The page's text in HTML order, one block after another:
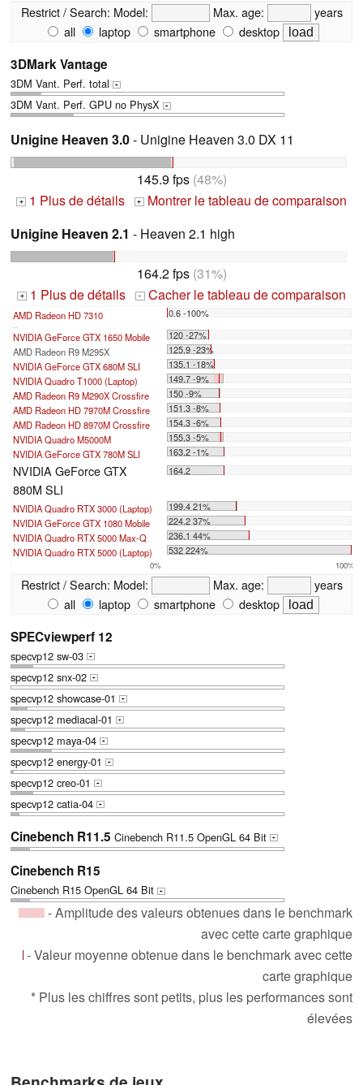
Restrict / Search: Model: Max. age:
years
all
laptop smartphone desktop
3DMark Vantage
3DM Vant. Perf. total +
3DM Vant. Perf. GPU no PhysX +
Unigine Heaven 3.0- Unigine Heaven 3.0 DX 11
145.9 fps(48%)
+ 1 Plus de détails + Montrer le tableau de comparaison
Unigine Heaven 2.1 - Heaven 2.1 high
164.2 fps(31%)
+ 1 Plus de détails - Cacher le tableau de comparaison
AMD Radeon HD 7310 0.6 -100%
...
NVIDIA GeForce GTX 1650 Mobile
120 -27%
AMD Radeon R9 M295X
125.9 -23%
NVIDIA GeForce GTX 680M SLI
135.1 -18%
NVIDIA Quadro T1000 (Laptop)
149.7 -9%
AMD Radeon R9 M290X Crossfire
150 -9%
AMD Radeon HD 7970M Crossfire
151.3 -8%
AMD Radeon HD 8970M Crossfire
154.3 -6%
NVIDIA Quadro M5000M
155.3 -5%
NVIDIA GeForce GTX 780M SLI
163.2 -1%
NVIDIA GeForce GTX
880M SLI
164.2
NVIDIA Quadro RTX 3000 (Laptop)
199.4 21%
NVIDIA GeForce GTX 1080 Mobile
224.2 37%
NVIDIA Quadro RTX 5000 Max-Q
236.1 44%
NVIDIA Quadro RTX 5000 (Laptop)
532 224%
0% 100%
Restrict / Search: Model: Max. age:
years
all
laptop smartphone desktop
SPECviewperf 12
specvp12 sw-03 +
specvp12 snx-02 +
specvp12 showcase-01 +
specvp12 mediacal-01 +
specvp12 maya-04 +
specvp12 energy-01 +
specvp12 creo-01 +
specvp12 catia-04 +
Cinebench R11.5 Cinebench R11.5 OpenGL 64 Bit +
Cinebench R15
Cinebench R15 OpenGL 64 Bit +
- Amplitude des valeurs obtenues dans le benchmark
avec cette carte graphique
- Valeur moyenne obtenue dans le benchmark avec cette
carte graphique
* Plus les chiffres sont petits, plus les performances sont
élevées